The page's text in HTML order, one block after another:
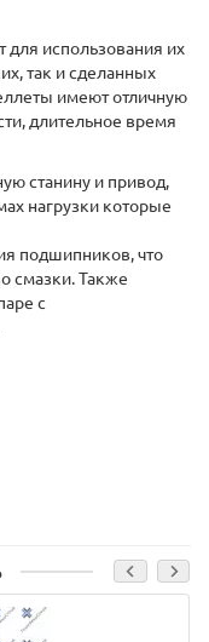
использования их
так и сделанных
имеют отличную
длительное время
станину и привод,
нагрузки которые
подшипников, что
смазки. Также
с